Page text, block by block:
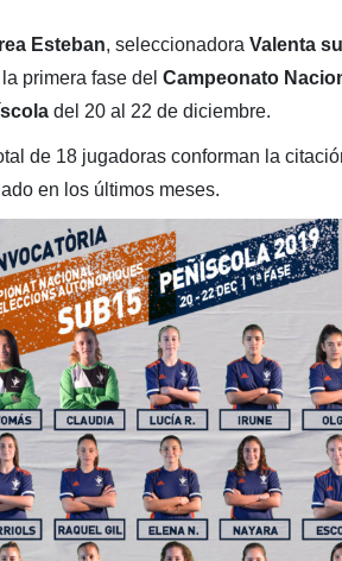
Esteban, seleccionadora Valenta
primera fase del Campeonato
del 20 al 22 de diciembre.
de 18 jugadoras conforman la
en los últimos meses.